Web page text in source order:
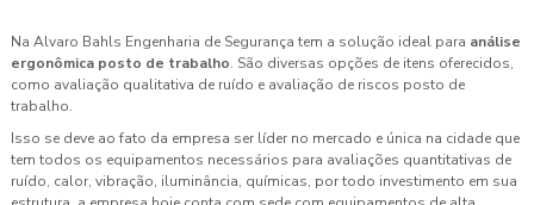
Na Alvaro Bahls Engenharia de Segurança tem a solução ideal para análise
ergonômica posto de trabalho. São diversas opções de itens oferecidos,
como avaliação qualitativa de ruído e avaliação de riscos posto de
trabalho.
Isso se deve ao fato da empresa ser líder no mercado e única na cidade que
tem todos os equipamentos necessários para avaliações quantitativas de
ruído, calor, vibração, iluminância, químicas, por todo investimento em sua